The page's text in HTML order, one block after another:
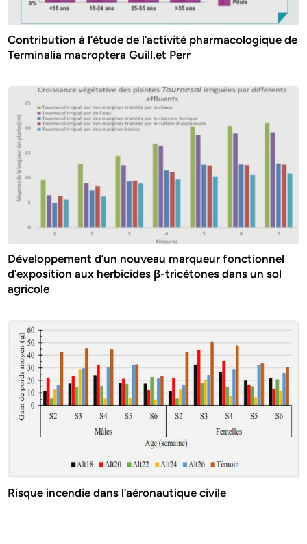
Contribution à l’étude de l’activité pharmacologique de
Terminalia macroptera Guill.et Perr
Développement d’un nouveau marqueur fonctionnel
d’exposition aux herbicides β-tricétones dans un sol
agricole
Risque incendie dans l’aéronautique civile